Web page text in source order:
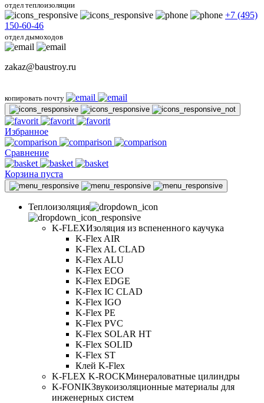
отдел теплоизоляции
+7 (495)
150-60-46
отдел дымоходов
zakaz@baustroy.ru
копировать почту
Избранное
Сравнение
Корзина пуста
Теплоизоляция
K-FLEXИзоляция из вспененного каучука
K-Flex AIR
K-Flex AL CLAD
K-Flex ALU
K-Flex ECO
K-Flex EDGE
K-Flex IC CLAD
K-Flex IGO
K-Flex PE
K-Flex PVC
K-Flex SOLAR HT
K-Flex SOLID
K-Flex ST
Клей K-Flex
K-FLEX K-ROCKМинераловатные цилиндры
K-FONIKЗвукоизоляционные материалы для
инженерных систем